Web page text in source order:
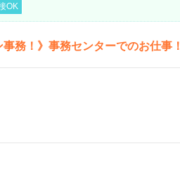
OK
務！》事務センターでのお仕事！